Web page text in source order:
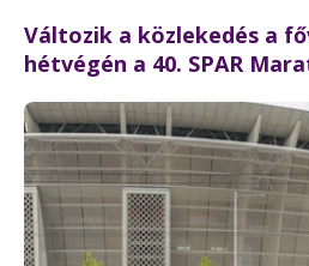
Változik a közlekedés a
hétvégén a 40. SPAR